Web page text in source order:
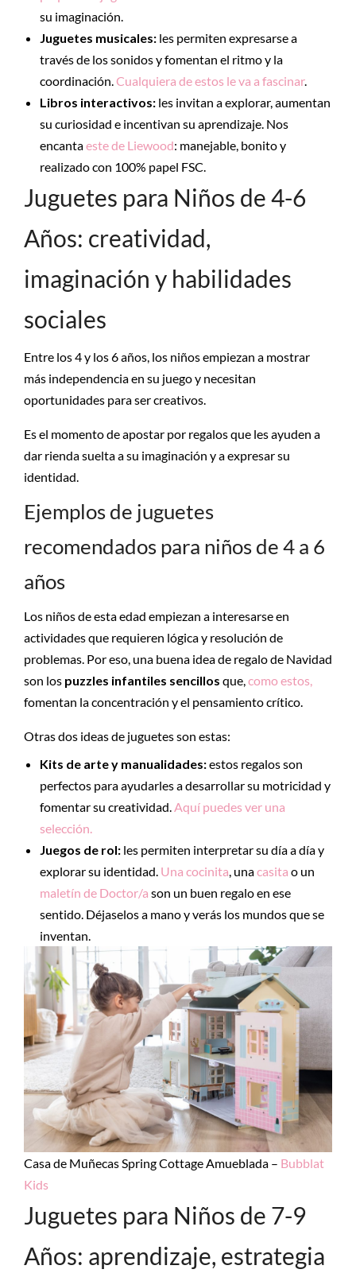
su imaginación.
Juguetes musicales: les permiten expresarse a
través de los sonidos y fomentan el ritmo y la
coordinación.Cualquiera de estos le va a fascinar.
Libros interactivos: les invitan a explorar, aumentan
su curiosidad e incentivan su aprendizaje. Nos
encantaeste de Liewood: manejable, bonito y
realizado con 100% papel FSC.
Juguetes para Niños de 4-6
Años: creatividad,
imaginación y habilidades
sociales
Entre los 4 y los 6 años, los niños empiezan a mostrar
más independencia en su juego y necesitan
oportunidades para ser creativos.
Es el momento de apostar por regalos que les ayuden a
dar rienda suelta a su imaginación y a expresar su
identidad.
Ejemplos de juguetes
recomendados para niños de 4 a 6
años
Los niños de esta edad empiezan a interesarse en
actividades que requieren lógica y resolución de
problemas. Por eso, una buena idea de regalo de Navidad
son los puzzles infantiles sencillos que,como estos,
fomentan la concentración y el pensamiento crítico.
Otras dos ideas de juguetes son estas:
Kits de arte y manualidades:estos regalos son
perfectos para ayudarles a desarrollar su motricidad y
fomentar su creatividad.Aquí puedes ver una
selección.
Juegos de rol: les permiten interpretar su día a día y
explorar su identidad. Una cocinita, unacasita o un
maletín de Doctor/a son un buen regalo en ese
sentido. Déjaselos a mano y verás los mundos que se
inventan.
Casa de Muñecas Spring Cottage Amueblada – Bubblat
Kids
Juguetes para Niños de 7-9
Años: aprendizaje, estrategia